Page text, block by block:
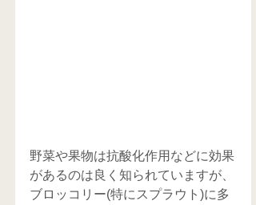
野菜や果物は抗酸化作用などに効果
があるのは良く知られていますが、
ブロッコリー(特にスプラウト)に多